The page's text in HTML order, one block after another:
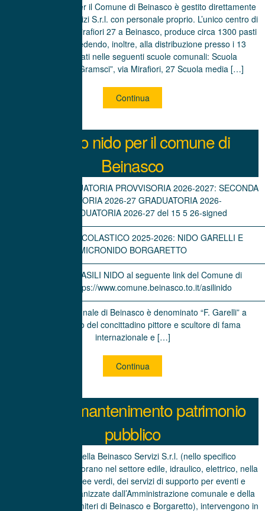
Il servizio mensa per il Comune di Beinasco è gestito direttamente
dalla Beinasco Servizi S.r.l. con personale proprio. L’unico centro di
cottura sito in via Mirafiori 27 a Beinasco, produce circa 1300 pasti
giornalieri provvedendo, inoltre, alla distribuzione presso i 13
refettori dislocati nelle seguenti scuole comunali: Scuola
elementare “A. Gramsci”, via Mirafiori, 27 Scuola media […]
Continua
Servizio nido per il comune di
Beinasco
SECONDA GRADUATORIA PROVVISORIA 2026-2027: SECONDA
GRADUATORIA 2026-27 GRADUATORIA 2026-
2027: GRADUATORIA 2026-27 del 15 5 26-signed
MENU’ ANNO SCOLASTICO 2025-2026: NIDO GARELLI E
MICRONIDO BORGARETTO
INFORMATIVA ASILI NIDO al seguente link del Comune di
Beinasco: https://www.comune.beinasco.to.it/asilinido
L’asilo nido comunale di Beinasco è denominato “F. Garelli” a
perenne ricordo del concittadino pittore e scultore di fama
internazionale e […]
Continua
Servizio mantenimento patrimonio
pubblico
Gli operatori della Beinasco Servizi S.r.l. (nello specifico
n.16 addetti che lavorano nel settore edile, idraulico, elettrico, nella
gestione delle aree verdi, dei servizi di supporto per eventi e
manifestazioni organizzate dall’Amministrazione comunale e della
gestione dei due cimiteri di Beinasco e Borgaretto), intervengono in